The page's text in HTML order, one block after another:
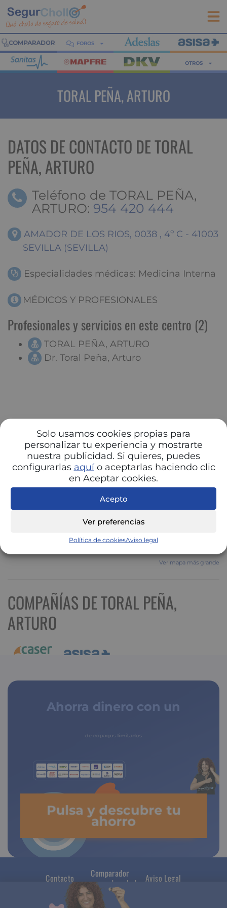
Solo usamos cookies propias para
personalizar tu experiencia y mostrarte
nuestra publicidad. Si quieres, puedes
configurarlas aquío aceptarlas haciendo clic
en Aceptar cookies.
Acepto
Ver preferencias
Política de cookiesAviso legal
FOROS
OTROS
TORAL PEÑA, ARTURO
DATOS DE CONTACTO DE TORAL
PEÑA, ARTURO
Teléfono de TORAL PEÑA,
ARTURO: 954 420 444
AMADOR DE LOS RIOS, 0038 , 4º C - 41003
SEVILLA (SEVILLA)
Especialidades médicas: Medicina Interna
MÉDICOS Y PROFESIONALES
Profesionales y servicios en este centro (2)
TORAL PEÑA, ARTURO
Dr. Toral Peña, Arturo
Ver mapa más grande
COMPAÑÍAS DE TORAL PEÑA,
ARTURO
Ahorra dinero con un
de copagos limitados
Pulsa y descubre tu
ahorro
Contacto
Comparador
seguros de salud
Aviso Legal